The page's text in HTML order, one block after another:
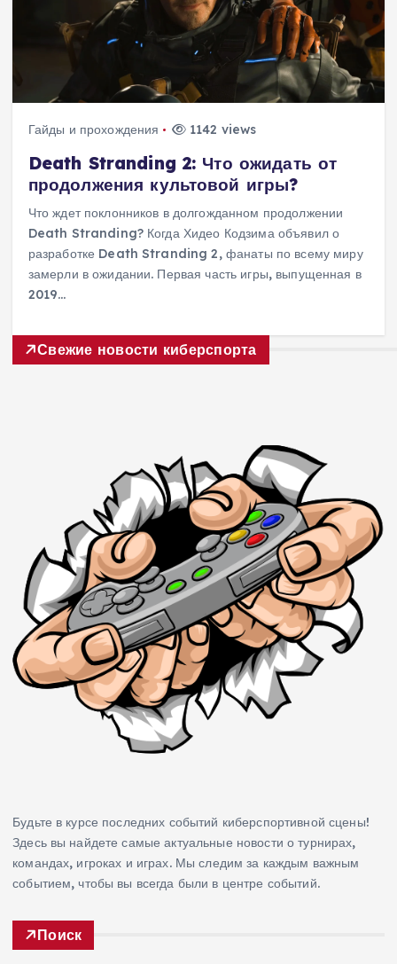
Гайды и прохождения 1142 views
Death Stranding 2: Что ожидать от
продолжения культовой игры?
Что ждет поклонников в долгожданном продолжении
Death Stranding? Когда Хидео Кодзима объявил о
разработке Death Stranding 2, фанаты по всему миру
замерли в ожидании. Первая часть игры, выпущенная в
2019…
Свежие новости киберспорта
Будьте в курсе последних событий киберспортивной сцены!
Здесь вы найдете самые актуальные новости о турнирах,
командах, игроках и играх. Мы следим за каждым важным
событием, чтобы вы всегда были в центре событий.
Поиск